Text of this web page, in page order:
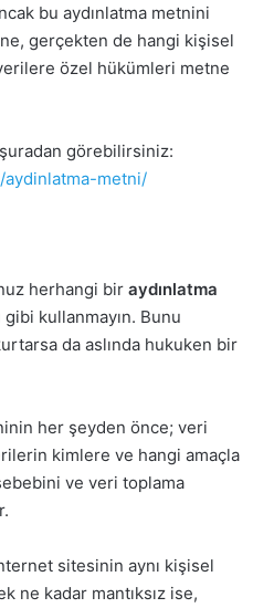
bu aydınlatma metnini
gerçekten de hangi kişisel
özel hükümleri metne
görebilirsiniz:
aydinlatma-metni/
herhangi bir aydınlatma
gibi kullanmayın. Bunu
da aslında hukuken bir
her şeyden önce; veri
kimlere ve hangi amaçla
ve veri toplama
sitesinin aynı kişisel
ne kadar mantıksız ise,